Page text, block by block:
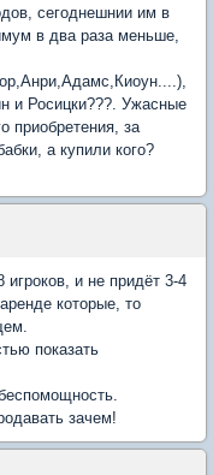
сегоднешнии им в
в два раза меньше,
и Росицки???. Ужасные
приобретения, за
а купили кого?
и не придёт 3-4
которые, то
показать
зачем!